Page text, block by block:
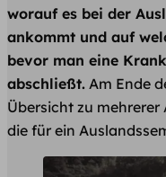
worauf es bei der
ankommt und auf
bevor man eine
abschließt. Am Ende
Übersicht zu
die für ein